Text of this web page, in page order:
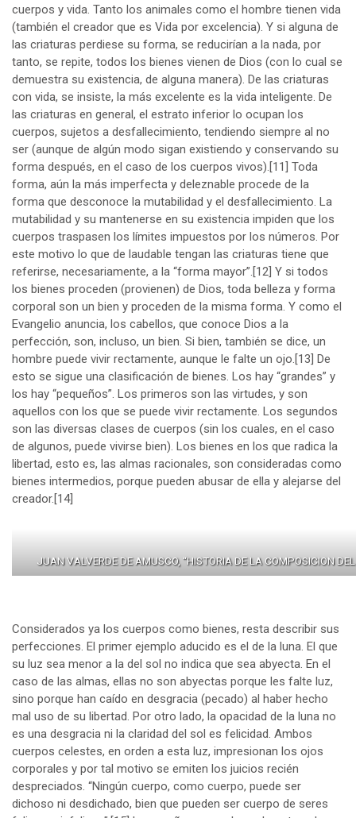
cuerpos y vida. Tanto los animales como el hombre tienen vida
(también el creador que es Vida por excelencia). Y si alguna de
las criaturas perdiese su forma, se reducirían a la nada, por
tanto, se repite, todos los bienes vienen de Dios (con lo cual se
demuestra su existencia, de alguna manera). De las criaturas
con vida, se insiste, la más excelente es la vida inteligente. De
las criaturas en general, el estrato inferior lo ocupan los
cuerpos, sujetos a desfallecimiento, tendiendo siempre al no
ser (aunque de algún modo sigan existiendo y conservando su
forma después, en el caso de los cuerpos vivos).[11] Toda
forma, aún la más imperfecta y deleznable procede de la
forma que desconoce la mutabilidad y el desfallecimiento. La
mutabilidad y su mantenerse en su existencia impiden que los
cuerpos traspasen los límites impuestos por los números. Por
este motivo lo que de laudable tengan las criaturas tiene que
referirse, necesariamente, a la “forma mayor”.[12] Y si todos
los bienes proceden (provienen) de Dios, toda belleza y forma
corporal son un bien y proceden de la misma forma. Y como el
Evangelio anuncia, los cabellos, que conoce Dios a la
perfección, son, incluso, un bien. Si bien, también se dice, un
hombre puede vivir rectamente, aunque le falte un ojo.[13] De
esto se sigue una clasificación de bienes. Los hay “grandes” y
los hay “pequeños”. Los primeros son las virtudes, y son
aquellos con los que se puede vivir rectamente. Los segundos
son las diversas clases de cuerpos (sin los cuales, en el caso
de algunos, puede vivirse bien). Los bienes en los que radica la
libertad, esto es, las almas racionales, son consideradas como
bienes intermedios, porque pueden abusar de ella y alejarse del
creador.[14]
JUAN VALVERDE DE AMUSCO, “HISTORIA DE LA COMPOSICION
Considerados ya los cuerpos como bienes, resta describir sus
perfecciones. El primer ejemplo aducido es el de la luna. El que
su luz sea menor a la del sol no indica que sea abyecta. En el
caso de las almas, ellas no son abyectas porque les falte luz,
sino porque han caído en desgracia (pecado) al haber hecho
mal uso de su libertad. Por otro lado, la opacidad de la luna no
es una desgracia ni la claridad del sol es felicidad. Ambos
cuerpos celestes, en orden a esta luz, impresionan los ojos
corporales y por tal motivo se emiten los juicios recién
despreciados. “Ningún cuerpo, como cuerpo, puede ser
dichoso ni desdichado, bien que pueden ser cuerpo de seres